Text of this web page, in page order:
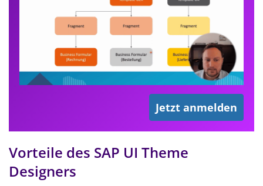
Jetzt anmelden
Vorteile des SAP UI Theme
Designers